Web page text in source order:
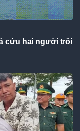
cứu hai người trôi